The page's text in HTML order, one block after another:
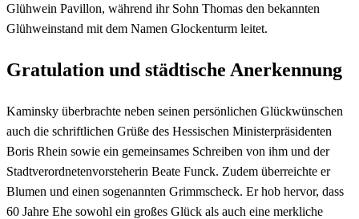
Glühwein Pavillon, während ihr Sohn Thomas den bekannten
Glühweinstand mit dem Namen Glockenturm leitet.
Gratulation und städtische Anerkennung
Kaminsky überbrachte neben seinen persönlichen Glückwünschen
auch die schriftlichen Grüße des Hessischen Ministerpräsidenten
Boris Rhein sowie ein gemeinsames Schreiben von ihm und der
Stadtverordnetenvorsteherin Beate Funck. Zudem überreichte er
Blumen und einen sogenannten Grimmscheck. Er hob hervor, dass
60 Jahre Ehe sowohl ein großes Glück als auch eine merkliche